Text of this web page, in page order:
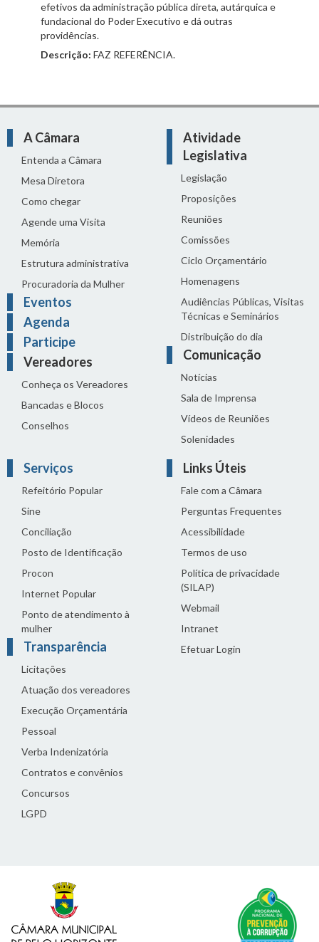
efetivos da administração pública direta, autárquica e
fundacional do Poder Executivo e dá outras
providências.
Descrição: FAZ REFERÊNCIA.
A Câmara
Entenda a Câmara
Mesa Diretora
Como chegar
Agende uma Visita
Memória
Estrutura administrativa
Procuradoria da Mulher
Eventos
Agenda
Participe
Vereadores
Conheça os Vereadores
Bancadas e Blocos
Conselhos
Atividade
Legislativa
Legislação
Proposições
Reuniões
Comissões
Ciclo Orçamentário
Homenagens
Audiências Públicas, Visitas
Técnicas e Seminários
Distribuição do dia
Comunicação
Notícias
Sala de Imprensa
Vídeos de Reuniões
Solenidades
Serviços
Refeitório Popular
Sine
Conciliação
Posto de Identificação
Procon
Internet Popular
Ponto de atendimento à
mulher
Transparência
Licitações
Atuação dos vereadores
Execução Orçamentária
Pessoal
Verba Indenizatória
Contratos e convênios
Concursos
LGPD
Links Úteis
Fale com a Câmara
Perguntas Frequentes
Acessibilidade
Termos de uso
Política de privacidade
(SILAP)
Webmail
Intranet
Efetuar Login